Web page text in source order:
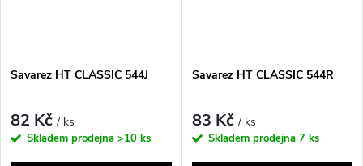
Savarez HT CLASSIC 544J
82 Kč/ ks
Skladem prodejna >10 ks
Savarez HT CLASSIC 544R
83 Kč/ ks
Skladem prodejna 7 ks